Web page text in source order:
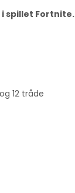
i spillet Fortnite.
12 tråde